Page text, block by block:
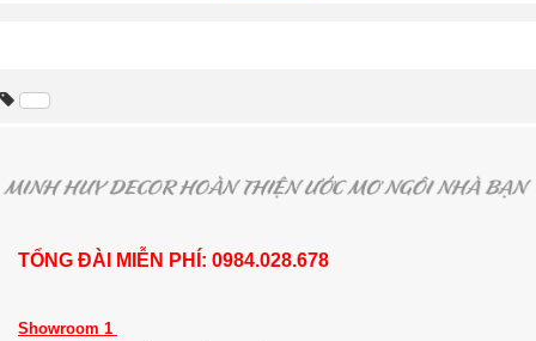
TỔNG ĐÀI MIỄN PHÍ: 0984.028.678
Showroom 1